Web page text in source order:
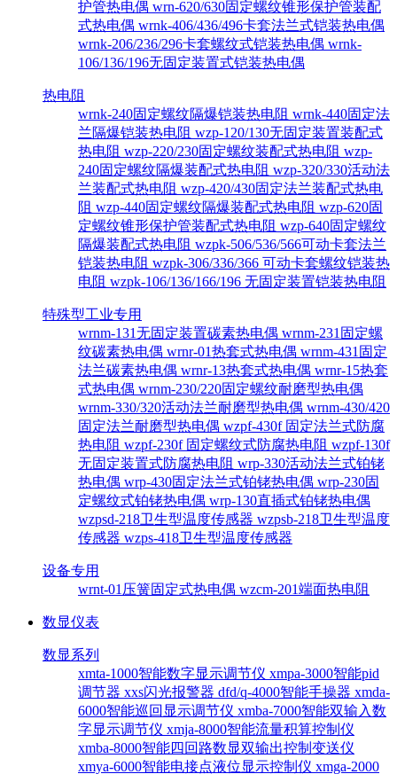
护管热电偶 wrn-620/630固定螺纹锥形保护管装配
式热电偶 wrnk-406/436/496卡套法兰式铠装热电偶
wrnk-206/236/296卡套螺纹式铠装热电偶 wrnk-
106/136/196无固定装置式铠装热电偶
热电阻
wrnk-240固定螺纹隔爆铠装热电阻 wrnk-440固定法
兰隔爆铠装热电阻 wzp-120/130无固定装置装配式
热电阻 wzp-220/230固定螺纹装配式热电阻 wzp-
240固定螺纹隔爆装配式热电阻 wzp-320/330活动法
兰装配式热电阻 wzp-420/430固定法兰装配式热电
阻 wzp-440固定螺纹隔爆装配式热电阻 wzp-620固
定螺纹锥形保护管装配式热电阻 wzp-640固定螺纹
隔爆装配式热电阻 wzpk-506/536/566可动卡套法兰
铠装热电阻 wzpk-306/336/366 可动卡套螺纹铠装热
电阻 wzpk-106/136/166/196 无固定装置铠装热电阻
特殊型工业专用
wrnm-131无固定装置碳素热电偶 wrnm-231固定螺
纹碳素热电偶 wrnr-01热套式热电偶 wrnm-431固定
法兰碳素热电偶 wrnr-13热套式热电偶 wrnr-15热套
式热电偶 wrnm-230/220固定螺纹耐磨型热电偶
wrnm-330/320活动法兰耐磨型热电偶 wrnm-430/420
固定法兰耐磨型热电偶 wzpf-430f 固定法兰式防腐
热电阻 wzpf-230f 固定螺纹式防腐热电阻 wzpf-130f
无固定装置式防腐热电阻 wrp-330活动法兰式铂铑
热电偶 wrp-430固定法兰式铂铑热电偶 wrp-230固
定螺纹式铂铑热电偶 wrp-130直插式铂铑热电偶
wzpsd-218卫生型温度传感器 wzpsb-218卫生型温度
传感器 wzps-418卫生型温度传感器
设备专用
wrnt-01压簧固定式热电偶 wzcm-201端面热电阻
数显仪表
数显系列
xmta-1000智能数字显示调节仪 xmpa-3000智能pid
调节器 xxs闪光报警器 dfd/q-4000智能手操器 xmda-
6000智能巡回显示调节仪 xmba-7000智能双输入数
字显示调节仪 xmja-8000智能流量积算控制仪
xmba-8000智能四回路数显双输出控制变送仪
xmya-6000智能电接点液位显示控制仪 xmga-2000